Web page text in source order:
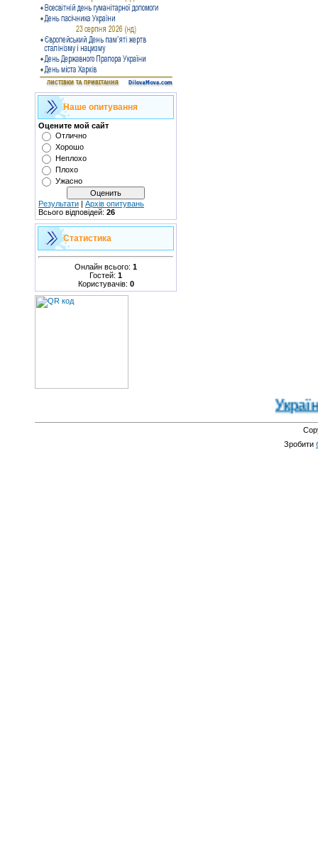
Наше опитування
Оцените мой сайт
Отлично
Хорошо
Неплохо
Плохо
Ужасно
Результати | Архів опитувань
Всього відповідей: 26
Статистика
Онлайн всього: 1
Гостей: 1
Користувачів: 0
Зробити